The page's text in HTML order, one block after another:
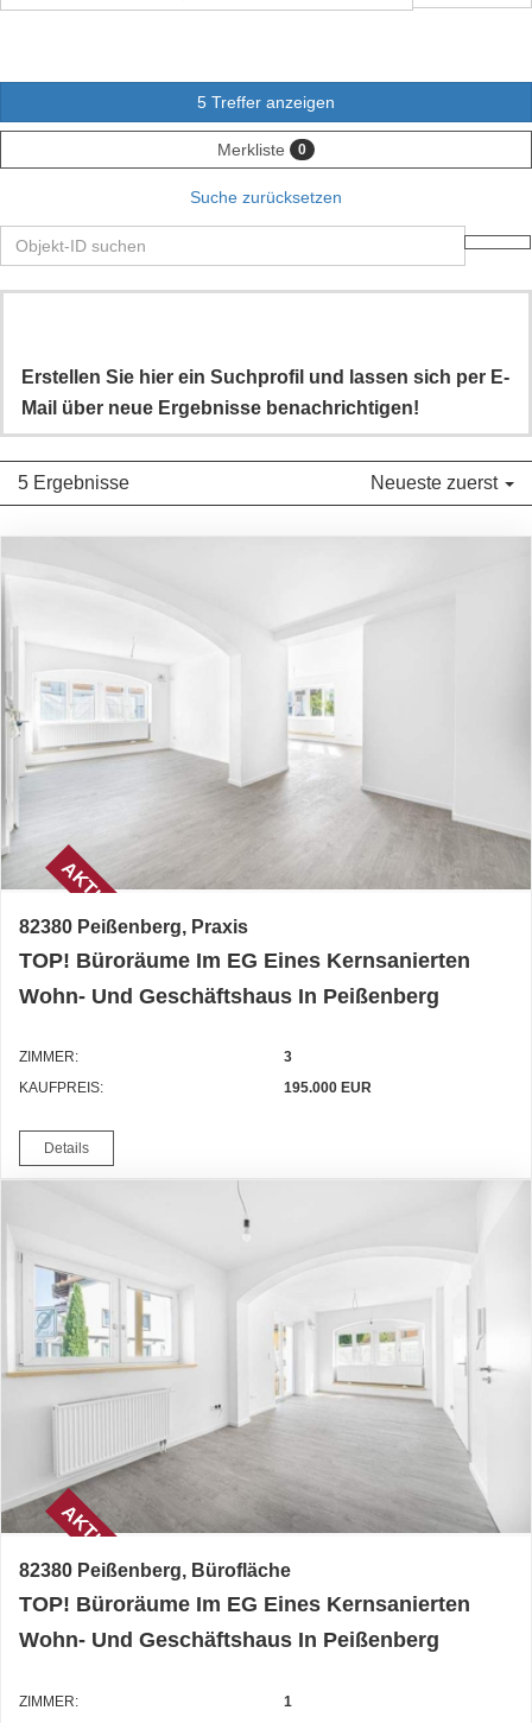
5 Treffer anzeigen
Merkliste 0
Suche zurücksetzen
Erstellen Sie hier ein Suchprofil und lassen sich per E-
Mail über neue Ergebnisse benachrichtigen!
5 Ergebnisse Neueste zuerst
AKTUELL
TOP! Büroräume Im EG Eines Kernsanierten
Wohn- Und Geschäftshaus In Peißenberg
82380 Peißenberg, Praxis
ZIMMER:
3
KAUFPREIS:
195.000 EUR
Details
AKTUELL
TOP! Büroräume Im EG Eines Kernsanierten
Wohn- Und Geschäftshaus In Peißenberg
82380 Peißenberg, Bürofläche
ZIMMER: 1